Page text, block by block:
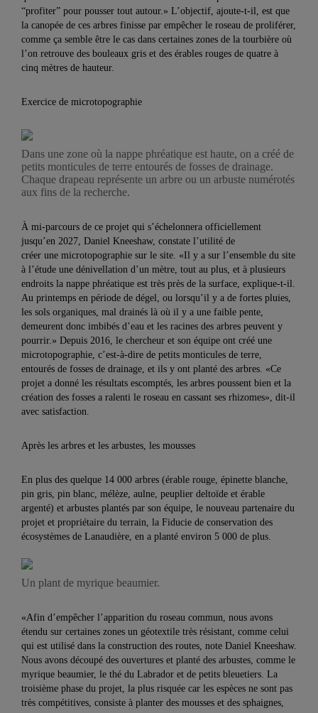
“profiter” pour pousser tout autour.» L’objectif, ajoute-t-il, est que
la canopée de ces arbres finisse par empêcher le roseau de proliférer,
comme ça semble être le cas dans certaines zones de la tourbière où
l’on retrouve des bouleaux gris et des érables rouges de quatre à
cinq mètres de hauteur.
Exercice de microtopographie
Dans une zone où la nappe phréatique est haute, on a créé de
petits monticules de terre entourés de fosses de drainage.
Chaque drapeau représente un arbre ou un arbuste numérotés
aux fins de la recherche.
À mi-parcours de ce projet qui s’échelonnera officiellement
jusqu’en 2027, Daniel Kneeshaw, constate l’utilité de
créer une microtopographie sur le site. «Il y a sur l’ensemble du site
à l’étude une dénivellation d’un mètre, tout au plus, et à plusieurs
endroits la nappe phréatique est très près de la surface, explique-t-il.
Au printemps en période de dégel, ou lorsqu’il y a de fortes pluies,
les sols organiques, mal drainés là où il y a une faible pente,
demeurent donc imbibés d’eau et les racines des arbres peuvent y
pourrir.» Depuis 2016, le chercheur et son équipe ont créé une
microtopographie, c’est-à-dire de petits monticules de terre,
entourés de fosses de drainage, et ils y ont planté des arbres. «Ce
projet a donné les résultats escomptés, les arbres poussent bien et la
création des fosses a ralenti le roseau en cassant ses rhizomes», dit-il
avec satisfaction.
Après les arbres et les arbustes, les mousses
En plus des quelque 14 000 arbres (érable rouge, épinette blanche,
pin gris, pin blanc, mélèze, aulne, peuplier deltoïde et érable
argenté) et arbustes plantés par son équipe, le nouveau partenaire du
projet et propriétaire du terrain, la Fiducie de conservation des
écosystèmes de Lanaudière, en a planté environ 5 000 de plus.
Un plant de myrique beaumier.
«Afin d’empêcher l’apparition du roseau commun, nous avons
étendu sur certaines zones un géotextile très résistant, comme celui
qui est utilisé dans la construction des routes, note Daniel Kneeshaw.
Nous avons découpé des ouvertures et planté des arbustes, comme le
myrique beaumier, le thé du Labrador et de petits bleuetiers. La
troisième phase du projet, la plus risquée car les espèces ne sont pas
très compétitives, consiste à planter des mousses et des sphaignes,